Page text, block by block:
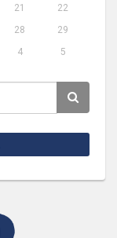
21
22
28
29
4 5